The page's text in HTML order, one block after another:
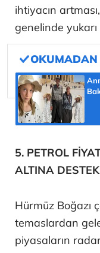
ihtiyacın
genelinde
5. PETROL
ALTINA
Hürmüz Boğazı
temaslardan
piyasaların